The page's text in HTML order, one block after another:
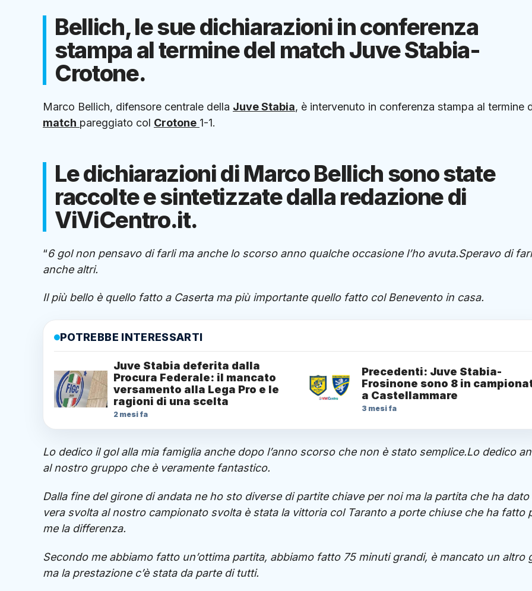
Bellich, le sue dichiarazioni in conferenza
stampa al termine del match Juve Stabia-
Crotone.
Marco Bellich, difensore centrale della Juve Stabia, è intervenuto in conferenza stampa al termine
match pareggiato col Crotone 1-1.
Le dichiarazioni di Marco Bellich sono state
raccolte e sintetizzate dalla redazione di
ViViCentro.it.
“6 gol non pensavo di farli ma anche lo scorso anno qualche occasione l’ho avuta.Speravo di
anche altri.
Il più bello è quello fatto a Caserta ma più importante quello fatto col Benevento in casa.
POTREBBE INTERESSARTI
Juve Stabia deferita dalla
Procura Federale: il mancato
versamento alla Lega Pro e le
ragioni di una scelta
2 mesi fa
Precedenti: Juve Stabia-
Frosinone sono 8 in
a Castellammare
3 mesi fa
Lo dedico il gol alla mia famiglia anche dopo l’anno scorso che non è stato semplice.Lo dedico
al nostro gruppo che è veramente fantastico.
Dalla fine del girone di andata ne ho sto diverse di partite chiave per noi ma la partita che ha dato
vera svolta al nostro campionato svolta è stata la vittoria col Taranto a porte chiuse che ha fatto
me la differenza.
Secondo me abbiamo fatto un’ottima partita, abbiamo fatto 75 minuti grandi, è mancato un altro
ma la prestazione c’è stata da parte di tutti.